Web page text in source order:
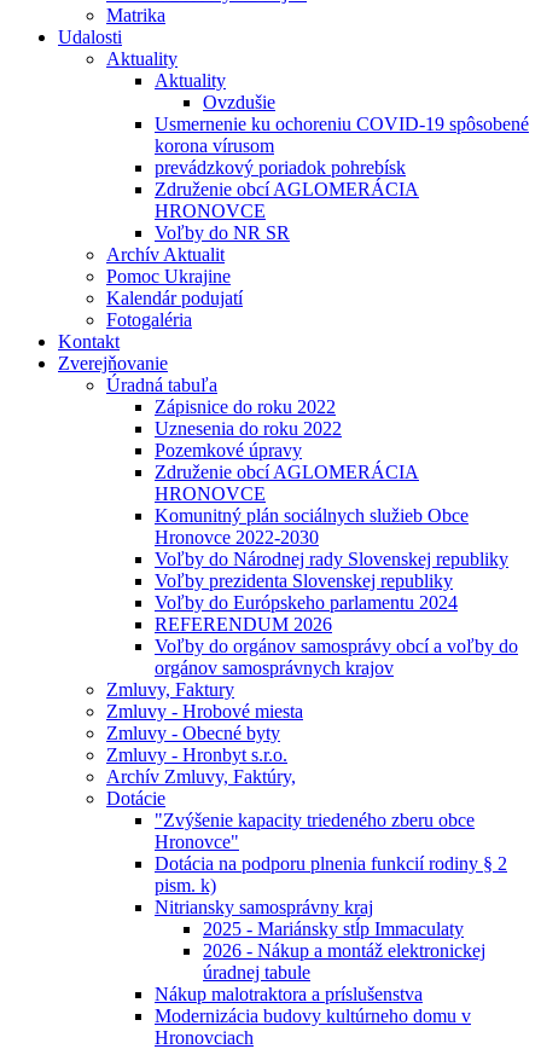
Matrika
Udalosti
Aktuality
Aktuality
Ovzdušie
Usmernenie ku ochoreniu COVID-19 spôsobené
korona vírusom
prevádzkový poriadok pohrebísk
Združenie obcí AGLOMERÁCIA
HRONOVCE
Voľby do NR SR
Archív Aktualit
Pomoc Ukrajine
Kalendár podujatí
Fotogaléria
Kontakt
Zverejňovanie
Úradná tabuľa
Zápisnice do roku 2022
Uznesenia do roku 2022
Pozemkové úpravy
Združenie obcí AGLOMERÁCIA
HRONOVCE
Komunitný plán sociálnych služieb Obce
Hronovce 2022-2030
Voľby do Národnej rady Slovenskej republiky
Voľby prezidenta Slovenskej republiky
Voľby do Európskeho parlamentu 2024
REFERENDUM 2026
Voľby do orgánov samosprávy obcí a voľby do
orgánov samosprávnych krajov
Zmluvy, Faktury
Zmluvy - Hrobové miesta
Zmluvy - Obecné byty
Zmluvy - Hronbyt s.r.o.
Archív Zmluvy, Faktúry,
Dotácie
"Zvýšenie kapacity triedeného zberu obce
Hronovce"
Dotácia na podporu plnenia funkcií rodiny § 2
pism. k)
Nitriansky samosprávny kraj
2025 - Mariánsky stĺp Immaculaty
2026 - Nákup a montáž elektronickej
úradnej tabule
Nákup malotraktora a príslušenstva
Modernizácia budovy kultúrneho domu v
Hronovciach